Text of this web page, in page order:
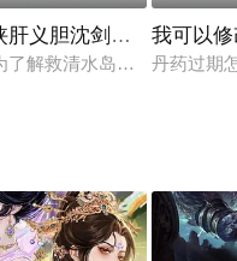
一场交通事故后醒来，发
肝义胆沈剑心第三季
了解救清水岛村民，返回
我可以
丹药过期